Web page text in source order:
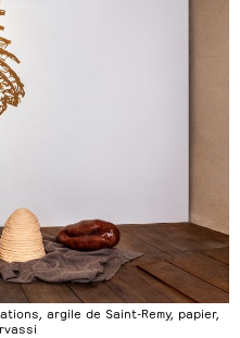
argile de Saint-Remy, papier,